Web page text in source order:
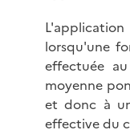
lorsqu'une
effectuée
moyenne
et donc à
effective du